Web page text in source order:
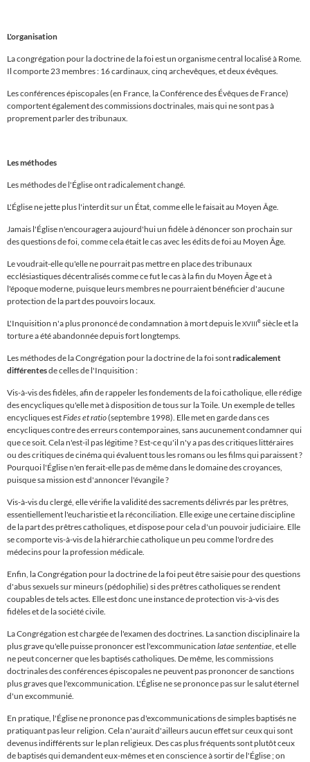
L'organisation
La congrégation pour la doctrine de la foi est un organisme central localisé à Rome.
Il comporte 23 membres : 16 cardinaux, cinq archevêques, et deux évêques.
Les conférences épiscopales (en France, la Conférence des Évêques de France)
comportent également des commissions doctrinales, mais qui ne sont pas à
proprement parler des tribunaux.
Les méthodes
Les méthodes de l'Église ont radicalement changé.
L'Église ne jette plus l'interdit sur un État, comme elle le faisait au Moyen Âge.
Jamais l'Église n'encouragera aujourd'hui un fidèle à dénoncer son prochain sur
des questions de foi, comme cela était le cas avec les édits de foi au Moyen Âge.
Le voudrait-elle qu'elle ne pourrait pas mettre en place des tribunaux
ecclésiastiques décentralisés comme ce fut le cas à la fin du Moyen Âge et à
l'époque moderne, puisque leurs membres ne pourraient bénéficier d'aucune
protection de la part des pouvoirs locaux.
L'Inquisition n'a plus prononcé de condamnation à mort depuis leXVIIIesiècle et la
torture a été abandonnée depuis fort longtemps.
Les méthodes de la Congrégation pour la doctrine de la foi sontradicalement
différentesde celles de l'Inquisition :
Vis-à-vis des fidèles, afin de rappeler les fondements de la foi catholique, elle rédige
des encycliquesqu'elle met à disposition de tous sur la Toile. Un exemple de telles
encycliques estFides et ratio(septembre 1998). Elle met en garde dans ces
encycliques contre des erreurs contemporaines, sans aucunement condamner qui
que ce soit. Cela n'est-il pas légitime ? Est-ce qu'il n'y a pas des critiques littéraires
ou des critiques de cinéma qui évaluent tous les romans ou les films qui paraissent ?
Pourquoi l'Église n'en ferait-elle pas de même dans le domaine des croyances,
puisque sa mission est d'annoncer l'évangile ?
Vis-à-vis du clergé, elle vérifie la validité des sacrements délivrés par les prêtres,
essentiellement l'eucharistie et la réconciliation. Elle exige une certaine discipline
de la part des prêtres catholiques, et dispose pour cela d'un pouvoir judiciaire. Elle
se comporte vis-à-vis de la hiérarchie catholique un peu comme l'ordre des
médecins pour la profession médicale.
Enfin, la Congrégation pour la doctrine de la foi peut être saisie pour des questions
d'abus sexuels sur mineurs (pédophilie) si des prêtres catholiques se rendent
coupables de tels actes. Elle est donc une instance de protection vis-à-vis des
fidèles et de la société civile.
La Congrégation est chargée de l'examen des doctrines. La sanction disciplinaire la
plus grave qu'elle puisse prononcer est l'excommunication latae sententiae, et elle
ne peut concerner que les baptisés catholiques. De même, les commissions
doctrinales des conférences épiscopales ne peuvent pas prononcer de sanctions
plus graves que l'excommunication. L'Église ne se prononce pas sur lesalut éternel
d'un excommunié.
En pratique, l'Église ne prononce pas d'excommunications de simples baptisés ne
pratiquant pas leur religion. Cela n'aurait d'ailleurs aucun effet sur ceux qui sont
devenus indifférents sur le plan religieux. Des cas plus fréquents sont plutôt ceux
de baptisés qui demandent eux-mêmes et en conscience à sortir de l'Église ; on